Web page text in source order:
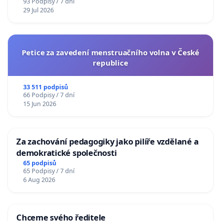
29 Jul 2026
Petice za zavedení menstruačního volna v České
republice
33 511 podpisů
66 Podpisy / 7 dní
15 Jun 2026
Za zachování pedagogiky jako pilíře vzdělané a
demokratické společnosti
65 podpisů
65 Podpisy / 7 dní
6 Aug 2026
Chceme svého ředitele